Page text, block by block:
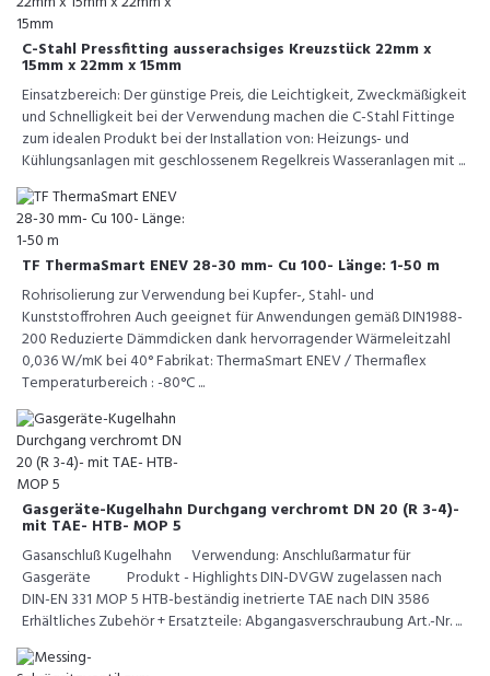
C-Stahl Pressfitting ausserachsiges Kreuzstück 22mm x
15mm x 22mm x 15mm
Einsatzbereich: Der günstige Preis, die Leichtigkeit, Zweckmäßigkeit
und Schnelligkeit bei der Verwendung machen die C-Stahl Fittinge
zum idealen Produkt bei der Installation von: Heizungs- und
Kühlungsanlagen mit geschlossenem Regelkreis Wasseranlagen mit ...
TF ThermaSmart ENEV 28-30 mm- Cu 100- Länge: 1-50 m
Rohrisolierung zur Verwendung bei Kupfer-, Stahl- und
Kunststoffrohren Auch geeignet für Anwendungen gemäß DIN1988-
200 Reduzierte Dämmdicken dank hervorragender Wärmeleitzahl
0,036 W/mK bei 40° Fabrikat: ThermaSmart ENEV / Thermaflex
Temperaturbereich : -80°C ...
Gasgeräte-Kugelhahn Durchgang verchromt DN 20 (R 3-4)-
mit TAE- HTB- MOP 5
Gasanschluß Kugelhahn Verwendung: Anschlußarmatur für
Gasgeräte Produkt - Highlights DIN-DVGW zugelassen nach
DIN-EN 331 MOP 5 HTB-beständig inetrierte TAE nach DIN 3586
Erhältliches Zubehör + Ersatzteile: Abgangasverschraubung Art.-Nr. ...